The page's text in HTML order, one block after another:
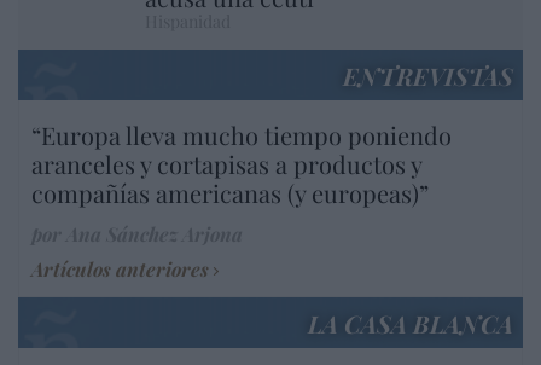
ENTREVISTAS
“Europa lleva mucho tiempo poniendo
aranceles y cortapisas a productos y
compañías americanas (y europeas)”
Artículos anteriores
LA CASA BLANCA